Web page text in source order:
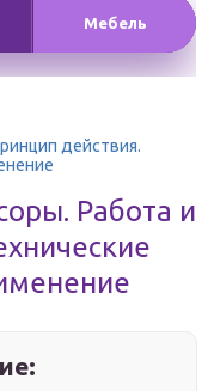
Мебель
действия.
Работа и